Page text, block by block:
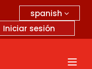
spanish
Iniciar sesión